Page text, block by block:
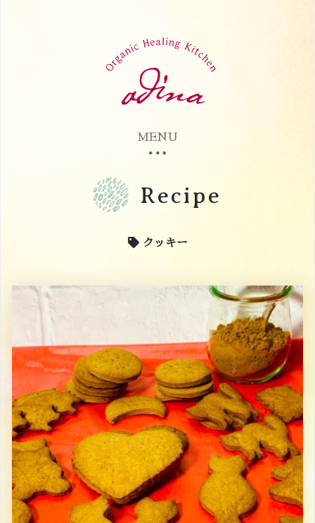
MENU
Recipe
クッキー